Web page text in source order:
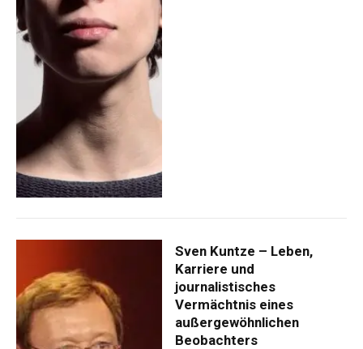
Sven Kuntze – Leben,
Karriere und
journalistisches
Vermächtnis eines
außergewöhnlichen
Beobachters